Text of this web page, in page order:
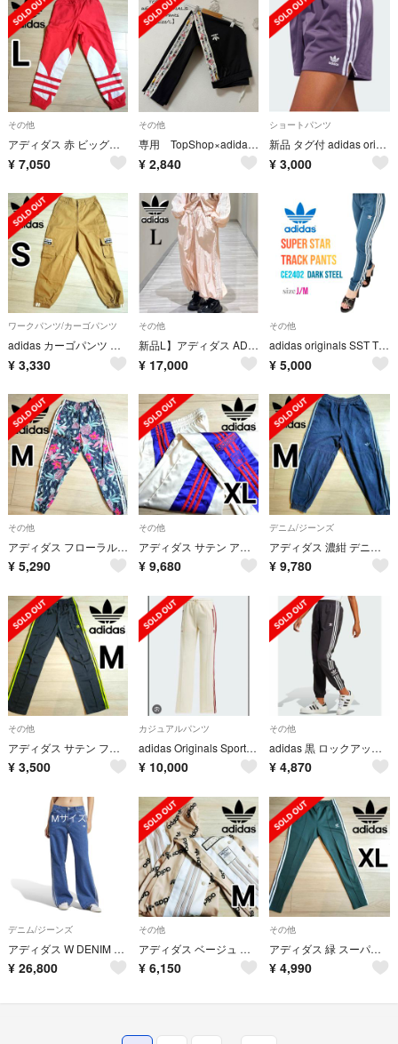
その他
アディダス 赤 ビッグトレフォイル トラックパンツ ジャージ 女性L シャカパン
¥ 7,050
その他
専用 TopShop×adidas/アディダスジャージ★トラックパンツ★黒白
¥ 2,840
ショートパンツ
新品 タグ付 adidas original トラックショートパンツ
¥ 3,000
ワークパンツ/カーゴパンツ
adidas カーゴパンツ ベージュ サイドポケット ジャージ ボトムス 女性S
¥ 3,330
その他
新品L】アディダス ADILENIUM5アディレニウム バルーントラックパンツ
¥ 17,000
その他
adidas originals SST TRACK PANTS CE2402
¥ 5,000
その他
アディダス フローラル HER 花柄 ウーブン ジャージパンツ 女性Mシャカパン
¥ 5,290
その他
アディダス サテン アディブレイク スナップパンツ 男女兼用XL ジャージ 白
¥ 9,680
デニム/ジーンズ
アディダス 濃紺 デニムウェア Japona トラックパンツ ジャージ下 女性М
¥ 9,780
その他
アディダス サテン ファイヤーバード トラックパンツ 膝スリット ジャージ M
¥ 3,500
カジュアルパンツ
adidas Originals Sporty&Richトラックパンツ
¥ 10,000
その他
adidas 黒 ロックアップ ウーブンパンツ ジャージ シャカパン 女性S
¥ 4,870
デニム/ジーンズ
アディダス W DENIM 3ST PT ロングパンツ JD2574 インディゴ
¥ 26,800
その他
アディダス ベージュ 総柄 アディブレイク スナップパンツ ジャージ 女性M
¥ 6,150
その他
アディダス 緑 スーパースター ランニング トラックパンツ ジャージ 女性OT
¥ 4,990